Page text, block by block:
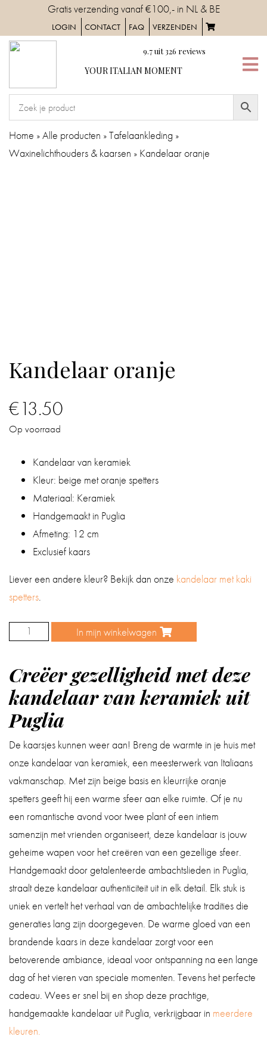
content
Gratis verzending vanaf €100,- in NL & BE
LOGIN CONTACT FAQ VERZENDEN
9.7uit326 reviews
YOUR ITALIAN MOMENT
MOMENT
HOME
SERVIES
HUIS
CADEAUS
BOEKEN
BLOG
Home »Alle producten »Tafelaankleding »
Waxinelichthouders & kaarsen » Kandelaar oranje
Kandelaar oranje
€13.50
Op voorraad
Kandelaar van keramiek
Kleur: beige met oranje spetters
Materiaal: Keramiek
Handgemaakt in Puglia
Afmeting: 12 cm
Exclusief kaars
Liever een andere kleur? Bekijk dan onze kandelaar met kaki
spetters.
Kandelaar In mijn winkelwagen
Creëer gezelligheid met deze
kandelaar van keramiek uit
Puglia
De kaarsjes kunnen weer aan! Breng de warmte in je huis met
onze kandelaar van keramiek, een meesterwerk van Italiaans
vakmanschap. Met zijn beige basis en kleurrijke oranje
spetters geeft hij een warme sfeer aan elke ruimte. Of je nu
een romantische avond voor twee plant of een intiem
samenzijn met vrienden organiseert, deze kandelaar is jouw
geheime wapen voor het creëren van een gezellige sfeer.
Handgemaakt door getalenteerde ambachtslieden in Puglia,
straalt deze kandelaar authenticiteit uit in elk detail. Elk stuk is
uniek en vertelt het verhaal van de ambachtelijke tradities die
generaties lang zijn doorgegeven. De warme gloed van een
brandende kaars in deze kandelaar zorgt voor een
betoverende ambiance, ideaal voor ontspanning na een lange
dag of het vieren van speciale momenten. Tevens het perfecte
cadeau. Wees er snel bij en shop deze prachtige,
handgemaakte kandelaar uit Puglia, verkrijgbaar in meerdere
kleuren.